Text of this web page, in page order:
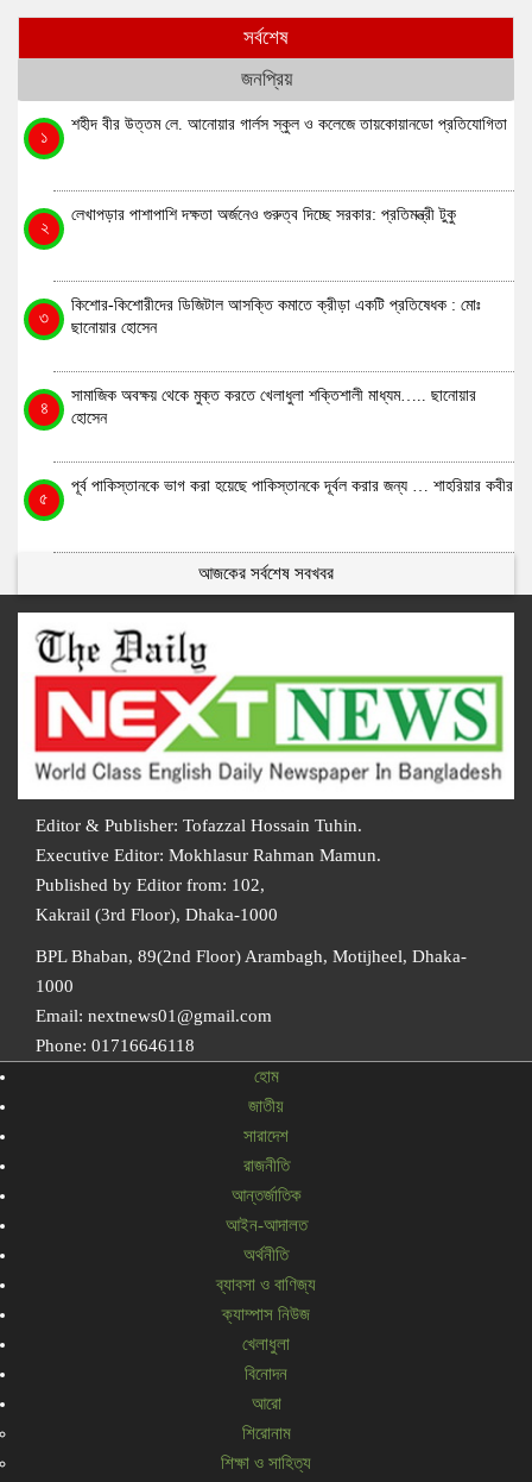
সর্বশেষ
জনপ্রিয়
১
শহীদ বীর উত্তম লে. আনোয়ার গার্লস স্কুল ও কলেজে তায়কোয়ানডো প্রতিযোগিতা
২
লেখাপড়ার পাশাপাশি দক্ষতা অর্জনেও গুরুত্ব দিচ্ছে সরকার: প্রতিমন্ত্রী টুকু
৩
কিশোর-কিশোরীদের ডিজিটাল আসক্তি কমাতে ক্রীড়া একটি প্রতিষেধক : মোঃ
ছানোয়ার হোসেন
৪
সামাজিক অবক্ষয় থেকে মুক্ত করতে খেলাধুলা শক্তিশালী মাধ্যম….. ছানোয়ার
হোসেন
৫
পূর্ব পাকিস্তানকে ভাগ করা হয়েছে পাকিস্তানকে দূর্বল করার জন্য … শাহরিয়ার কবীর
আজকের সর্বশেষ সবখবর
Editor & Publisher: Tofazzal Hossain Tuhin.
Executive Editor: Mokhlasur Rahman Mamun.
Published by Editor from: 102,
Kakrail (3rd Floor), Dhaka-1000
BPL Bhaban, 89(2nd Floor) Arambagh, Motijheel, Dhaka-
1000
Email: nextnews01@gmail.com
Phone: 01716646118
হোম
জাতীয়
সারাদেশ
রাজনীতি
আন্তর্জাতিক
আইন-আদালত
অর্থনীতি
ব্যাবসা ও বাণিজ্য
ক্যাম্পাস নিউজ
খেলাধুলা
বিনোদন
আরো
শিরোনাম
শিক্ষা ও সাহিত্য